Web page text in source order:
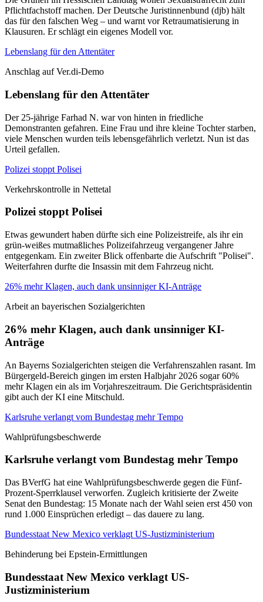
Pflichtfachstoff machen. Der Deutsche Juristinnenbund (djb) hält
das für den falschen Weg – und warnt vor Retraumatisierung in
Klausuren. Er schlägt ein eigenes Modell vor.
Lebenslang für den Attentäter
Anschlag auf Ver.di-Demo
Lebenslang für den Attentäter
Der 25-jährige Farhad N. war von hinten in friedliche
Demonstranten gefahren. Eine Frau und ihre kleine Tochter starben,
viele Menschen wurden teils lebensgefährlich verletzt. Nun ist das
Urteil gefallen.
Polizei stoppt Polisei
Verkehrskontrolle in Nettetal
Polizei stoppt Polisei
Etwas gewundert haben dürfte sich eine Polizeistreife, als ihr ein
grün-weißes mutmaßliches Polizeifahrzeug vergangener Jahre
entgegenkam. Ein zweiter Blick offenbarte die Aufschrift "Polisei".
Weiterfahren durfte die Insassin mit dem Fahrzeug nicht.
26% mehr Klagen, auch dank unsinniger KI-Anträge
Arbeit an bayerischen Sozialgerichten
26% mehr Klagen, auch dank unsinniger KI-
Anträge
An Bayerns Sozialgerichten steigen die Verfahrenszahlen rasant. Im
Bürgergeld-Bereich gingen im ersten Halbjahr 2026 sogar 60%
mehr Klagen ein als im Vorjahreszeitraum. Die Gerichtspräsidentin
gibt auch der KI eine Mitschuld.
Karlsruhe verlangt vom Bundestag mehr Tempo
Wahlprüfungsbeschwerde
Karlsruhe verlangt vom Bundestag mehr Tempo
Das BVerfG hat eine Wahlprüfungsbeschwerde gegen die Fünf-
Prozent-Sperrklausel verworfen. Zugleich kritisierte der Zweite
Senat den Bundestag: 15 Monate nach der Wahl seien erst 450 von
rund 1.000 Einsprüchen erledigt – das dauere zu lang.
Bundesstaat New Mexico verklagt US-Justizministerium
Behinderung bei Epstein-Ermittlungen
Bundesstaat New Mexico verklagt US-
Justizministerium